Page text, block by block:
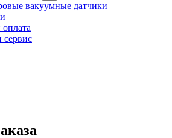
вакуумные датчики
сервис